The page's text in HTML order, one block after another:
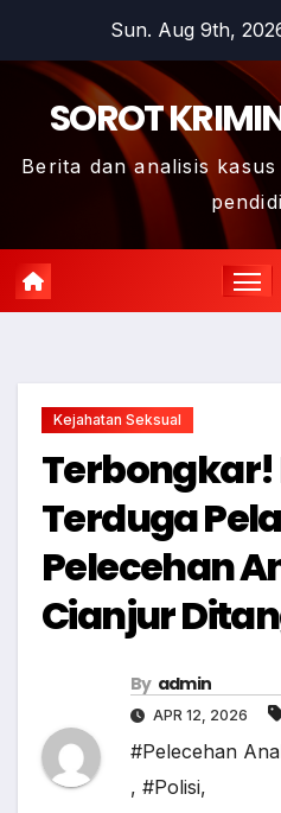
content
Sun. Aug 9th,
SOROT
Berita dan analisis
Kejahatan Seksual
Terbongkar!
Terduga
Pelecehan
Cianjur
By admin
APR 12, 2026
#Pelecehan
, #Polisi,